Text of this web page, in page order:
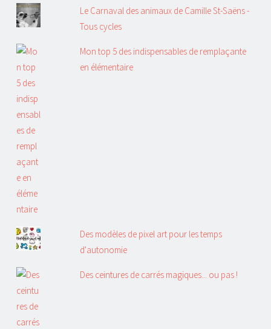
Le Carnaval des animaux de Camille St-Saëns -
Tous cycles
Mon top 5 des indispensables de remplaçante
en élémentaire
Des modèles de pixel art pour les temps
d'autonomie
Des ceintures de carrés magiques... ou pas !